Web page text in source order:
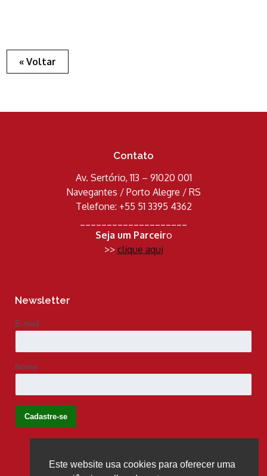
« Voltar
Contato
Av. Sertório, 113 – 91020 001
Navegantes / Porto Alegre / RS
Telefone: +55 51 3395 4362
Seja um Parceiro
>> clique aqui
Newsletter
E-mail
Nome
Siga-nos
Este website usa cookies para oferecer uma